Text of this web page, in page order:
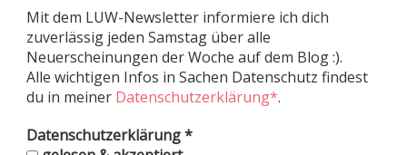
Mit dem LUW-Newsletter informiere ich dich
zuverlässig jeden Samstag über alle
Neuerscheinungen der Woche auf dem Blog :).
Alle wichtigen Infos in Sachen Datenschutz findest
du in meiner Datenschutzerklärung*.
Datenschutzerklärung*